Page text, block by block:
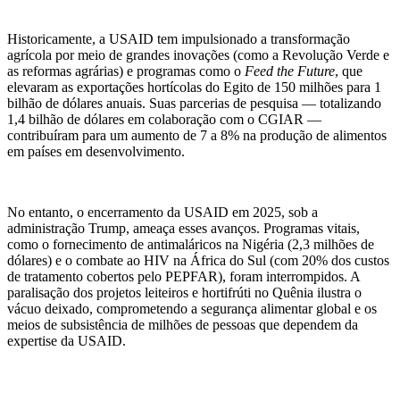
Historicamente, a USAID tem impulsionado a transformação
agrícola por meio de grandes inovações (como a Revolução Verde e
as reformas agrárias) e programas como o Feed the Future, que
elevaram as exportações hortícolas do Egito de 150 milhões para 1
bilhão de dólares anuais. Suas parcerias de pesquisa — totalizando
1,4 bilhão de dólares em colaboração com o CGIAR —
contribuíram para um aumento de 7 a 8% na produção de alimentos
em países em desenvolvimento.
No entanto, o encerramento da USAID em 2025, sob a
administração Trump, ameaça esses avanços. Programas vitais,
como o fornecimento de antimaláricos na Nigéria (2,3 milhões de
dólares) e o combate ao HIV na África do Sul (com 20% dos custos
de tratamento cobertos pelo PEPFAR), foram interrompidos. A
paralisação dos projetos leiteiros e hortifrúti no Quênia ilustra o
vácuo deixado, comprometendo a segurança alimentar global e os
meios de subsistência de milhões de pessoas que dependem da
expertise da USAID.